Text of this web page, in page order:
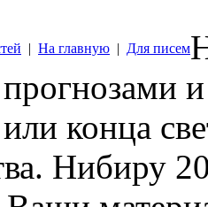
| На главную | Для писем
конца
Нибиру